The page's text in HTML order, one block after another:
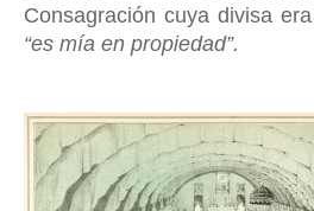
Consagración cuya divisa
“es mía en propiedad”.